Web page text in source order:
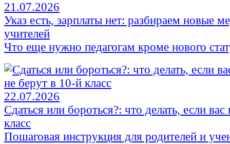
21.07.2026
Указ есть, зарплаты нет: разбираем новые
учителей
Что еще нужно педагогам кроме нового
22.07.2026
Сдаться или бороться?: что делать, если
класс
Пошаговая инструкция для родителей и